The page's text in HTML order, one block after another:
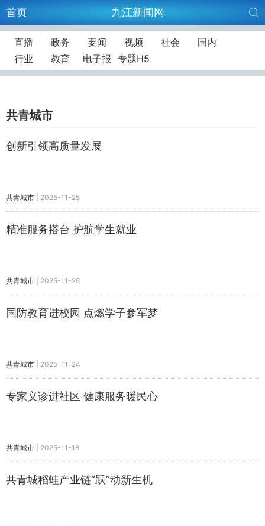
首页 九江新闻网
直播 政务 要闻 视频 社会
国内
行业
教育 电子报 专题H5
共青城市
创新引领高质量发展
共青城市 2025-11-25
精准服务搭台 护航学生就业
共青城市 2025-11-25
国防教育进校园 点燃学子参军梦
共青城市 2025-11-24
专家义诊进社区 健康服务暖民心
共青城市 2025-11-18
共青城稻蛙产业链“跃”动新生机